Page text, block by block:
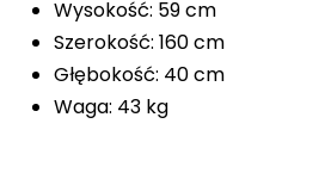
Wysokość: 59 cm
Szerokość: 160 cm
Głębokość: 40 cm
Waga: 43 kg